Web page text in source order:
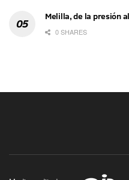
Melilla, de la presión
0 SHARES